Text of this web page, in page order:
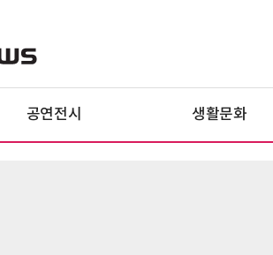
공연전시 생활문화